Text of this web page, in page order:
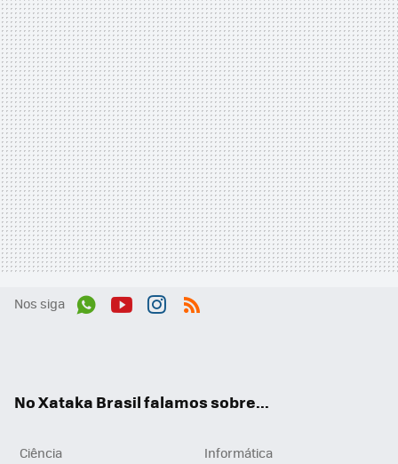
Nos siga
No Xataka Brasil falamos sobre...
Ciência
Informática